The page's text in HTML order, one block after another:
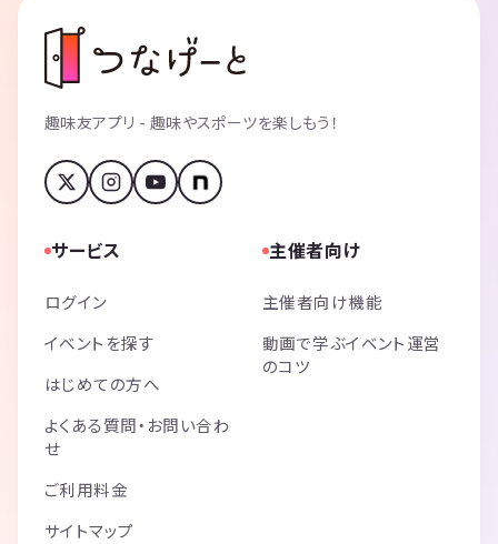
趣味友アプリ - 趣味やスポーツを楽しもう！
サービス
ログイン
イベントを探す
はじめての方へ
よくある質問・お問い合わ
せ
ご利用料金
サイトマップ
主催者向け
主催者向け機能
動画で学ぶイベント運営
のコツ